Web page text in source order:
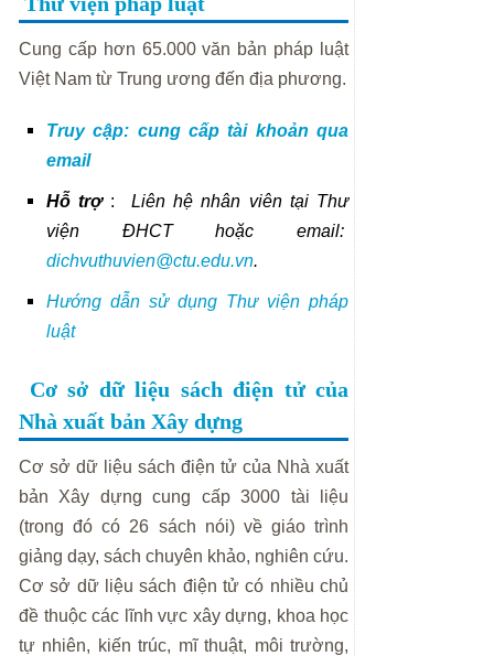
Cung cấp hơn 65.000 văn bản pháp luật
Việt Nam từ Trung ương đến địa phương.
Truy cập: cung cấp tài khoản qua
email
Hỗ trợ : Liên hệ nhân viên tại Thư
viện ĐHCT hoặc email:
dichvuthuvien@ctu.edu.vn.
Hướng dẫn sử dụng Thư viện pháp
luật
Cơ sở dữ liệu sách điện tử của
Nhà xuất bản Xây dựng
Cơ sở dữ liệu sách điện tử của Nhà xuất
bản Xây dựng cung cấp 3000 tài liệu
(trong đó có 26 sách nói) về giáo trình
giảng dạy, sách chuyên khảo, nghiên cứu.
Cơ sở dữ liệu sách điện tử có nhiều chủ
đề thuộc các lĩnh vực xây dựng, khoa học
tự nhiên, kiến trúc, mĩ thuật, môi trường,